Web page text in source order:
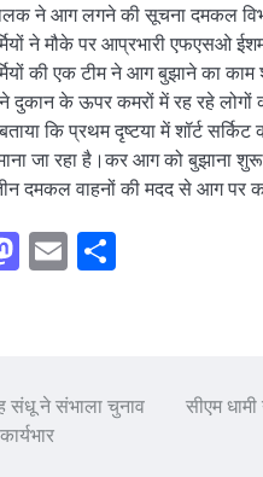
ने आग लगने की सूचना दमकल
ने मौके पर आप्रभारी एफएसओ
की एक टीम ने आग बुझाने का काम
दुकान के ऊपर कमरों में रह रहे लोगों
कि प्रथम दृष्टया में शॉर्ट
जा रहा है।कर आग को बुझाना
दमकल वाहनों की मदद से आग पर
Mastodon
Email
संधू ने संभाला चुनाव
सीएम